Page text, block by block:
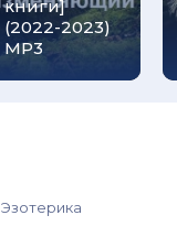
книги]
(2022-2023)
МР3
Эзотерика